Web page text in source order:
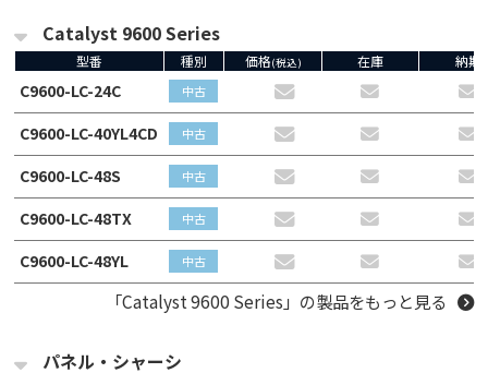
Catalyst 9600 Series
型番 種別 価格(税込) 在庫 納期
C9600-LC-24C 中古
C9600-LC-40YL4CD 中古
C9600-LC-48S 中古
C9600-LC-48TX 中古
C9600-LC-48YL 中古
「Catalyst 9600 Series」の製品をもっと見る
パネル・シャーシ